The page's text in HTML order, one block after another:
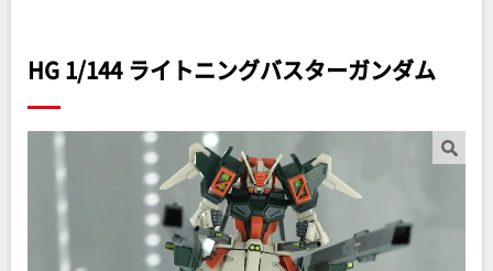
HG 1/144 ライトニングバスターガンダム